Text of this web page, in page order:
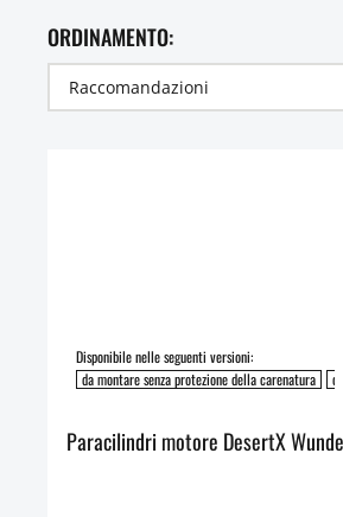
ORDINAMENTO:
Disponibile nelle seguenti versioni:
da montare senza protezione della carenatura
Paracilindri motore DesertX